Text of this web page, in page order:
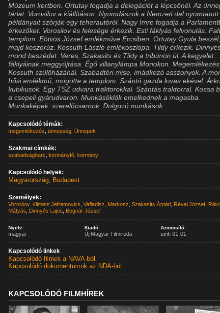
Múzeum kertben. Ortutay fogadja a delegációt a lépcsőnél. Az
tárlat. Vorosilov a kiállításon. Nyomdászok a Nemzeti dal nyomtatott
példányait szórják egy teherautóról. Nagy Imre fogadja a
érkezőket. Vorosilov és felesége érkezik. Esti fáklyás felvonulás.
templom. Eötvös József emlékműve Ercsiben. Ortutay Gyula
majd koszorúz. Kossuth László emlékoszlopa. Tildy érkezik.
mond beszédet. Veres, Szakasits és Tildy a tribünön ül. A kegyelet
fáklyáinak meggyújtása. Égő villanylámpa Monokon. Megemlékezés
Kossuth szülőházánál. Szabadtéri mise, imádkozó asszonyok. A
hősi emlékmű; mögötte a templom. Szántó gazda lovas ekével.
kubikusok. Egy TSZ udvara traktorokkal. Szántás traktorral. Kossa
a csepeli gyárudvaron. Munkásöklök emelkednek a magasba.
Munkaképek: szerelőcsarnok. Dolgozó munkások.
Kapcsolódó témák:
megemlékezés ,ünnepség ,Ünnepek
Szakmai címkék:
szabadságharc ,kormányfő ,kormány
Kapcsolódó helyek:
Magyarország, Budapest
Személyek:
Vorosilov, Kliment Jefremovics ,Vafiadisz, Markosz ,Szakasits Árpád Révai József
Mátyás
Dinnyés Lajos Bognár József
Nyelv:
magyar
Kiadó:
Új Magyar Filmiroda
Azonosító:
umfi-01-01
Kapcsolódó linkek
Kapcsolódó filmek a NAVA-ból
Kapcsolódó dokumentumok az NDA-ból
KAPCSOLÓDÓ FILMHÍREK